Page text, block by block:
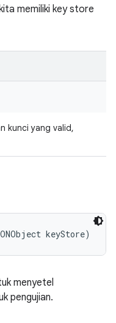
memiliki key store
kunci yang valid,
keyStore)
menyetel
pengujian.